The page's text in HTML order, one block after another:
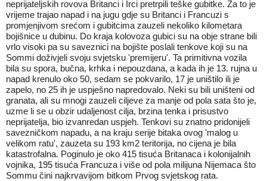
neprijateljskih rovova Britanci i Irci pretrpili teške gubitke. Za to je
vrijeme trajao napad i na jugu gdje su Britanci i Francuzi s
promjenjivom srećom i gubitcima zauzeli nekoliko kilometara
bojišnice u dubinu. Do kraja kolovoza gubici su na obje strane bili
vrlo visoki pa su saveznici na bojište poslali tenkove koji su na
Sommi doživjeli svoju svjetsku 'premijeru'. Ta primitivna vozila
bila su spora, bučna, krhka i nepouzdana, a kada ih je 13. rujna u
napad krenulo oko 50, sedam se pokvarilo, 17 je uništilo ili je
zapelo, no 25 ih je uspješno napredovalo. Neki su bili uništeni od
granata, ali su mnogi zauzeli ciljeve za manje od pola sata što je,
uzme li se u obzir udaljenost cilja, brzina tenka i prisustvo
neprijatelja, bio izvanredan uspjeh. Tenkovi su znatno pridonijeli
savezničkom napadu, a na kraju serije bitaka ovog 'malog u
velikom ratu', zauzeta su 193 km2 teritorija, no cijena je bila
katastrofalna. Poginulo je oko 415 tisuća Britanaca i kolonijalnih
vojnika, 195 tisuća Francuza i više od pola milijuna Nijemaca što
Sommu čini najkrvavijom bitkom Prvog svjetskog rata.